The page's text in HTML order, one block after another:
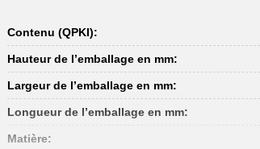
Contenu (QPKI):
Hauteur de l’emballage en mm:
Largeur de l’emballage en mm:
Longueur de l’emballage en mm:
Matière: